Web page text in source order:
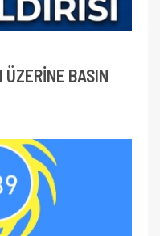
BASIN